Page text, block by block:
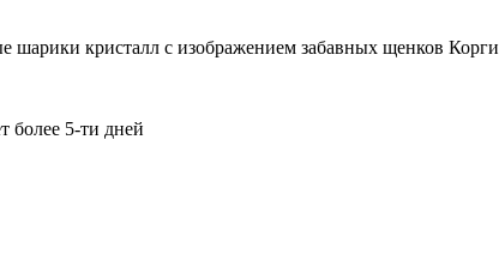
шарики кристалл с изображением забавных щенков Корги
более 5-ти дней